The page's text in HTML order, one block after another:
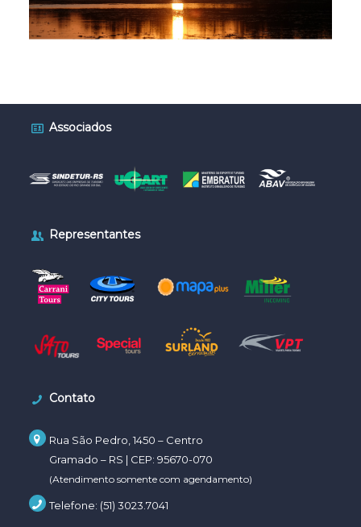
Associados
Representantes
Contato
Rua São Pedro, 1450 – Centro
Gramado – RS | CEP:95670-070
(Atendimento somente com agendamento)
Telefone: (51) 3023.7041